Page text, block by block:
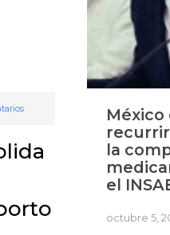
0
se
la
19: Luis
octubre 10,